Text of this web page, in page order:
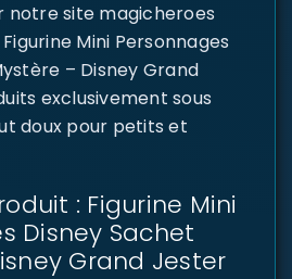
notre site magicheroes
Mini Personnages
– Disney Grand
exclusivement sous
doux pour petits et
: Figurine Mini
Disney Sachet
Grand Jester